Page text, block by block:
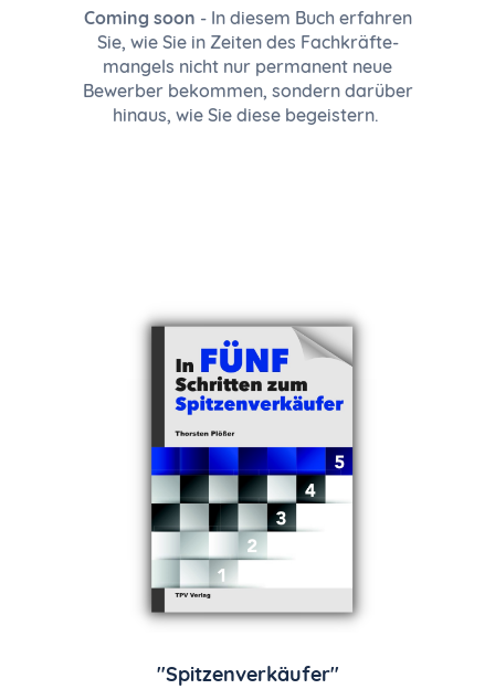
Coming soon - In diesem Buch erfahren
Sie, wie Sie in Zeiten des Fachkräfte-
mangels nicht nur permanent neue
Bewerber bekommen, sondern darüber
hinaus, wie Sie diese begeistern.
"Spitzenverkäufer"